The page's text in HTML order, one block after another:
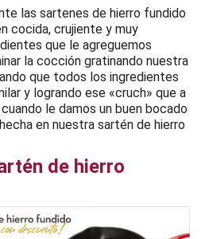
las sartenes de hierro fundido
cocida, crujiente y muy
que le agreguemos
la cocción gratinando nuestra
que todos los ingredientes
y logrando ese «cruch» que a
le damos un buen bocado
en nuestra sartén de hierro
de hierro